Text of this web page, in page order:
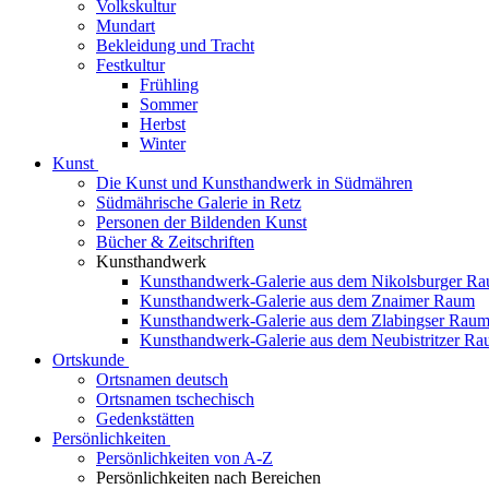
Volkskultur
Mundart
Bekleidung und Tracht
Festkultur
Frühling
Sommer
Herbst
Winter
Kunst
Die Kunst und Kunsthandwerk in Südmähren
Südmährische Galerie in Retz
Personen der Bildenden Kunst
Bücher & Zeitschriften
Kunsthandwerk
Kunsthandwerk-Galerie aus dem Nikolsburger
Kunsthandwerk-Galerie aus dem Znaimer Raum
Kunsthandwerk-Galerie aus dem Zlabingser Raum
Kunsthandwerk-Galerie aus dem Neubistritzer
Ortskunde
Ortsnamen deutsch
Ortsnamen tschechisch
Gedenkstätten
Persönlichkeiten
Persönlichkeiten von A-Z
Persönlichkeiten nach Bereichen